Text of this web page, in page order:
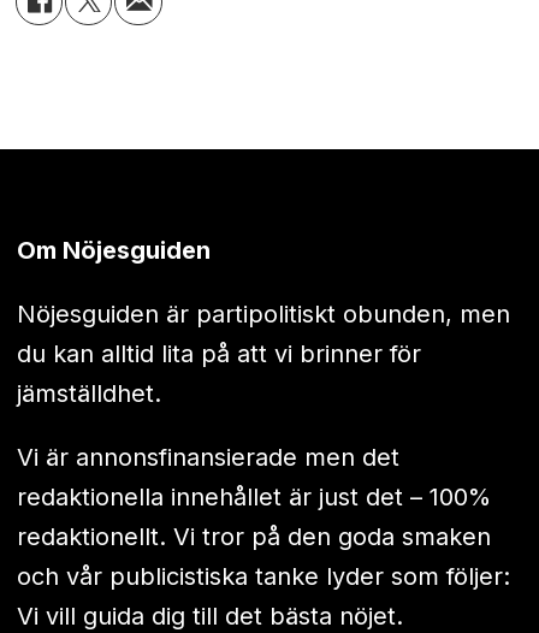
Om Nöjesguiden
Nöjesguiden är partipolitiskt obunden, men
du kan alltid lita på att vi brinner för
jämställdhet.
Vi är annonsfinansierade men det
redaktionella innehållet är just det – 100%
redaktionellt. Vi tror på den goda smaken
och vår publicistiska tanke lyder som följer:
Vi vill guida dig till det bästa nöjet.